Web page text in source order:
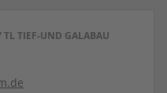
TIEF-UND GALABAU